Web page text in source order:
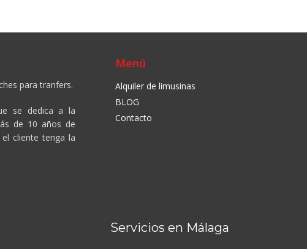
para tranfers.
se dedica a la
de 10 años de
cliente tenga la
Menú
Alquiler de limusinas
BLOG
Contacto
Servicios en Málaga